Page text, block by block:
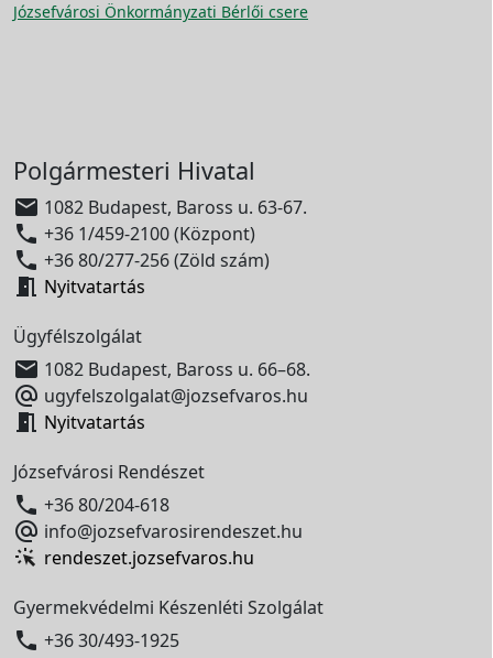
Józsefvárosi Önkormányzati Bérlői csere
Polgármesteri Hivatal
 1082 Budapest, Baross u. 63-67.
 +36 1/459-2100 (Központ)
 +36 80/277-256 (Zöld szám)
 Nyitvatartás
Ügyfélszolgálat
 1082 Budapest, Baross u. 66–68.
 ugyfelszolgalat@jozsefvaros.hu
 Nyitvatartás
Józsefvárosi Rendészet
 +36 80/204-618
 info@jozsefvarosirendeszet.hu
rendeszet.jozsefvaros.hu
Gyermekvédelmi Készenléti Szolgálat
 +36 30/493-1925